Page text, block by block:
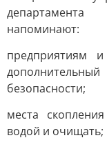
напоминают:
предприятиям и
безопасности;
места
водой и очищать;